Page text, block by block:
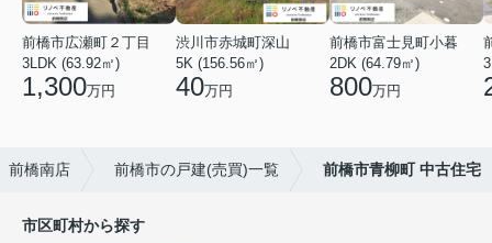
前橋市広瀬町２丁目
3LDK (63.92㎡)
1,300万円
渋川市赤城町深山
5K (156.56㎡)
40万円
前橋市富士見町小暮
2DK (64.79㎡)
800万円
前橋南店 前橋市の戸建(売買)一覧 前橋市青柳町 中古住宅
市区町村から探す